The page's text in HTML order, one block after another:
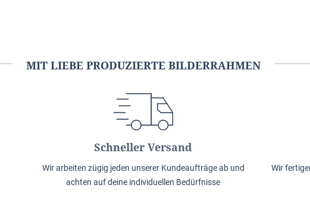
MIT LIEBE PRODUZIERTE BILDERRAHMEN
Schneller Versand
Wir arbeiten zügig jeden unserer Kundeaufträge ab und
achten auf deine individuellen Bedürfnisse
Wir